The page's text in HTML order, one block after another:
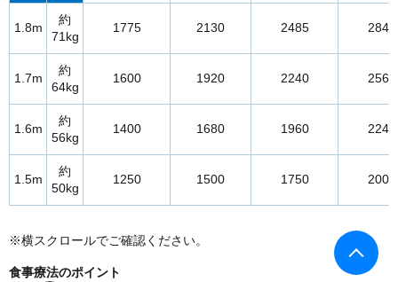
1.8m
約
71kg
1775 2130 2485 2840
1.7m
約
64kg
1600 1920 2240 2560
1.6m
約
56kg
1400 1680 1960 2240
1.5m
約
50kg
1250 1500 1750 2000
※横スクロールでご確認ください。
食事療法のポイント